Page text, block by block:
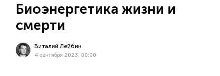
Биоэнергетика жизни и
смерти
Виталий Лейбин
4 сентября 2023, 00:00